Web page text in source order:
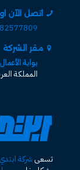
اتصل الآن
مقر الشركة
بوابة
المملكة
تسعى شركة ابتدي